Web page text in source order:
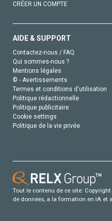
CRÉER UN COMPTE
AIDE & SUPPORT
Contactez-nous / FAQ
Qui sommes-nous ?
Mentions légales
© - Avertissements
Termes et conditions d'utilisation
Politique rédactionnelle
Politique publicitaire
Cookie settings
Politique de la vie privée
Tout le contenu de ce site:
de données, a la formation en IA et